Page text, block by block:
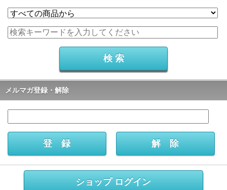
メルマガ登録・解除
ショップ ログイン